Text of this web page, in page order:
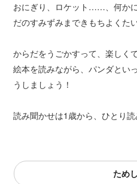
おにぎり、ロケット……、何か
だのすみずみまできもちよくた
からだをうごかすって、楽しく
絵本を読みながら、パンダとい
うしましょう！
読み聞かせは1歳から、ひとり読
ため